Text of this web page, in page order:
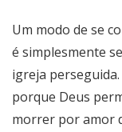
Um modo de se
é simplesmente
igreja
porque Deus
morrer por amor